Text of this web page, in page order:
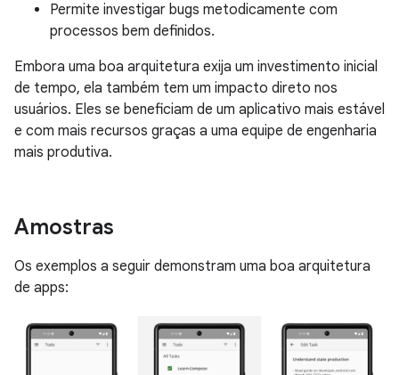
Permite investigar bugs metodicamente com
processos bem definidos.
Embora uma boa arquitetura exija um investimento inicial
de tempo, ela também tem um impacto direto nos
usuários. Eles se beneficiam de um aplicativo mais estável
e com mais recursos graças a uma equipe de engenharia
mais produtiva.
Amostras
Os exemplos a seguir demonstram uma boa arquitetura
de apps: